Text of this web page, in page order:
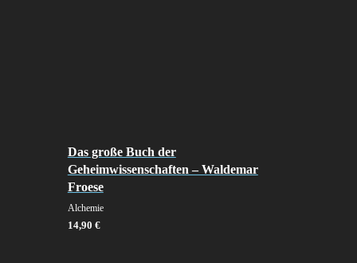
Das große Buch der
Geheimwissenschaften – Waldemar
Froese
Alchemie
14,90 €